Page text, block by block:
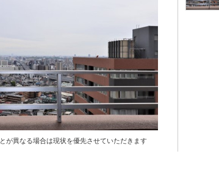
が異なる場合は現状を優先させていただきます